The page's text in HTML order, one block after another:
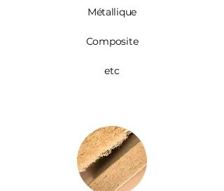
Métallique
Composite
etc